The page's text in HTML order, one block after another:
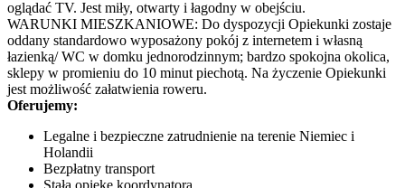
oglądać TV. Jest miły, otwarty i łagodny w obejściu.
WARUNKI MIESZKANIOWE: Do dyspozycji Opiekunki zostaje
oddany standardowo wyposażony pokój z internetem i własną
łazienką/ WC w domku jednorodzinnym; bardzo spokojna okolica,
sklepy w promieniu do 10 minut piechotą. Na życzenie Opiekunki
jest możliwość załatwienia roweru.
Oferujemy:
Legalne i bezpieczne zatrudnienie na terenie Niemiec i
Holandii
Bezpłatny transport
Stałą opiekę koordynatora